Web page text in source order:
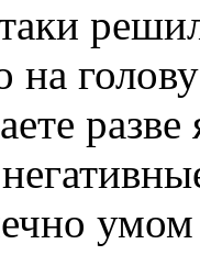
на
умом